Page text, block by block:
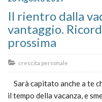
Il rientro dalla
vantaggio.
prossima
crescita personale
Sarà capitato anche a te
il tempo della vacanza, e